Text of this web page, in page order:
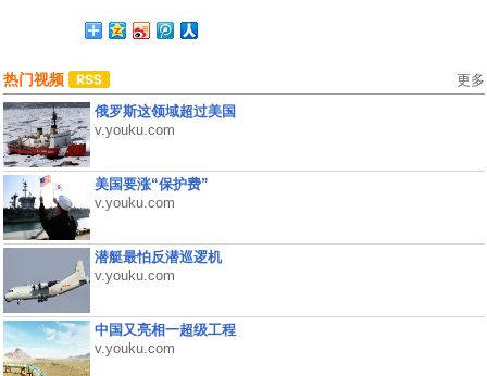
热门视频 更多
俄罗斯这领域超过美国
v.youku.com
美国要涨“保护费”
v.youku.com
潜艇最怕反潜巡逻机
v.youku.com
中国又亮相一超级工程
v.youku.com